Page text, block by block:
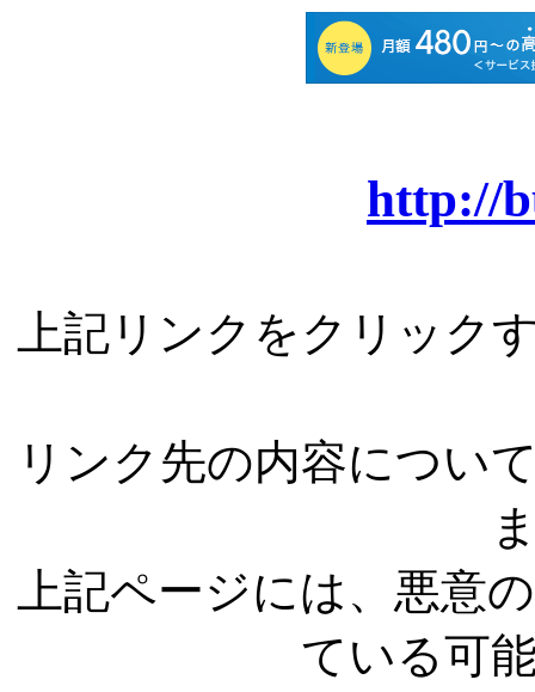
http://
上記リンクをクリック
リンク先の内容につい
上記ページには、悪意
ている可